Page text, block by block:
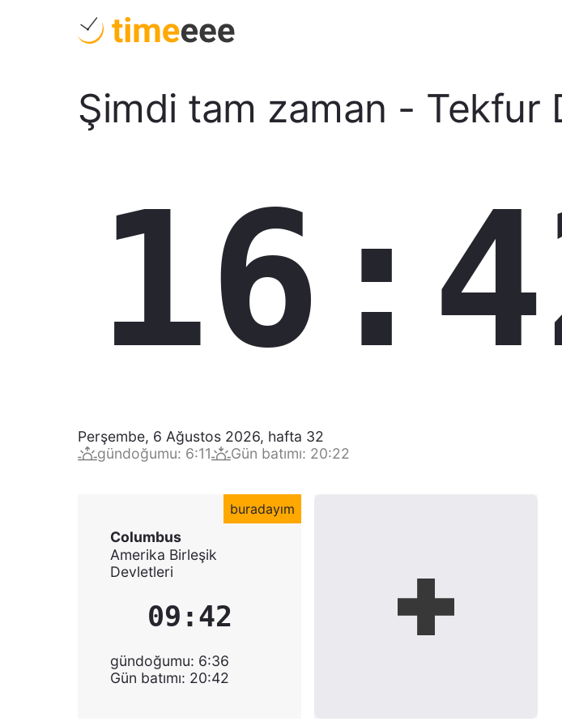
Şimdi tam zaman - Tekfur
Perşembe, 6 Ağustos 2026, hafta 32
gündoğumu: 6:11 Gün batımı: 20:22
buradayım
Columbus
Amerika Birleşik
Devletleri
09:42
gündoğumu: 6:36
Gün batımı: 20:42